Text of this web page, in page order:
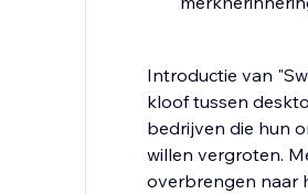
Introductie van
kloof tussen
bedrijven die hun
willen vergroten.
overbrengen naar